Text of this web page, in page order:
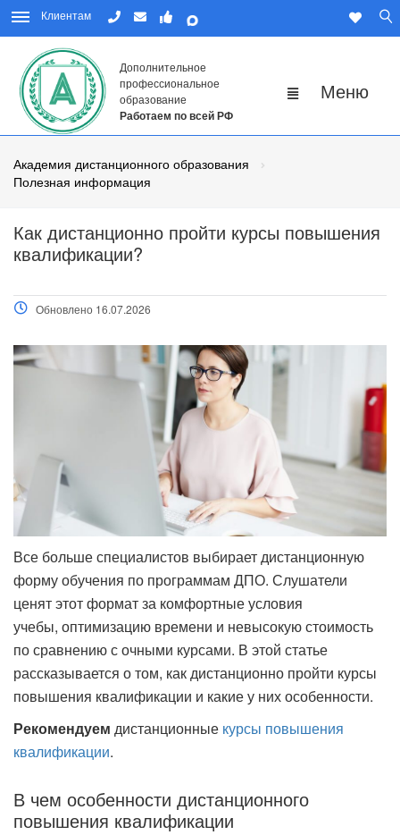
Клиентам
Дополнительное
профессиональное
образование
Работаем по всей РФ
Академия дистанционного образования
Полезная информация
Как дистанционно пройти курсы повышения
квалификации?
Обновлено 16.07.2026
Все больше специалистов выбирает дистанционную
форму обучения по программам ДПО. Слушатели
ценят этот формат за комфортные условия
учебы, оптимизацию времени и невысокую стоимость
по сравнению с очными курсами. В этой статье
рассказывается о том, как дистанционно пройти курсы
повышения квалификации и какие у них особенности.
Рекомендуем дистанционные курсы повышения
квалификации.
В чем особенности дистанционного
повышения квалификации